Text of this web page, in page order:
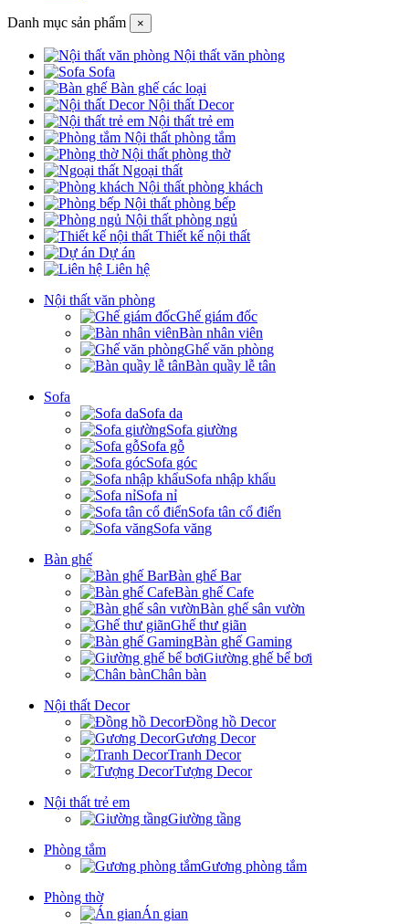
Danh mục sản phẩm ×
Nội thất văn phòng
Sofa
Bàn ghế các loại
Nội thất Decor
Nội thất trẻ em
Nội thất phòng tắm
Nội thất phòng thờ
Ngoại thất
Nội thất phòng khách
Nội thất phòng bếp
Nội thất phòng ngủ
Thiết kế nội thất
Dự án
Liên hệ
Nội thất văn phòng
Ghế giám đốc
Bàn nhân viên
Ghế văn phòng
Bàn quầy lễ tân
Sofa
Sofa da
Sofa giường
Sofa gỗ
Sofa góc
Sofa nhập khẩu
Sofa nỉ
Sofa tân cổ điển
Sofa văng
Bàn ghế
Bàn ghế Bar
Bàn ghế Cafe
Bàn ghế sân vườn
Ghế thư giãn
Bàn ghế Gaming
Giường ghế bể bơi
Chân bàn
Nội thất Decor
Đồng hồ Decor
Gương Decor
Tranh Decor
Tượng Decor
Nội thất trẻ em
Giường tầng
Phòng tắm
Gương phòng tắm
Phòng thờ
Án gian